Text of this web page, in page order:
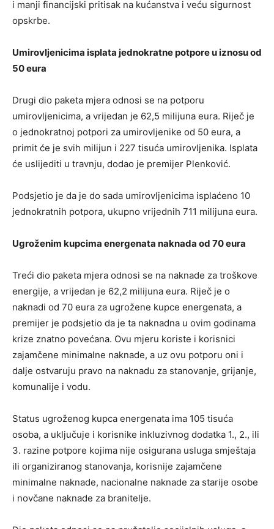
i manji financijski pritisak na kućanstva i veću sigurnost
opskrbe.
Umirovljenicima isplata jednokratne potpore u iznosu od
50 eura
Drugi dio paketa mjera odnosi se na potporu
umirovljenicima, a vrijedan je 62,5 milijuna eura. Riječ je
o jednokratnoj potpori za umirovljenike od 50 eura, a
primit će je svih milijun i 227 tisuća umirovljenika. Isplata
će uslijediti u travnju, dodao je premijer Plenković.
Podsjetio je da je do sada umirovljenicima isplaćeno 10
jednokratnih potpora, ukupno vrijednih 711 milijuna eura.
Ugroženim kupcima energenata naknada od 70 eura
Treći dio paketa mjera odnosi se na naknade za troškove
energije, a vrijedan je 62,2 milijuna eura. Riječ je o
naknadi od 70 eura za ugrožene kupce energenata, a
premijer je podsjetio da je ta naknadna u ovim godinama
krize znatno povećana. Ovu mjeru koriste i korisnici
zajamčene minimalne naknade, a uz ovu potporu oni i
dalje ostvaruju pravo na naknadu za stanovanje, grijanje,
komunalije i vodu.
Status ugroženog kupca energenata ima 105 tisuća
osoba, a uključuje i korisnike inkluzivnog dodatka 1., 2., ili
3. razine potpore kojima nije osigurana usluga smještaja
ili organiziranog stanovanja, korisnije zajamčene
minimalne naknade, nacionalne naknade za starije osobe
i novčane naknade za branitelje.